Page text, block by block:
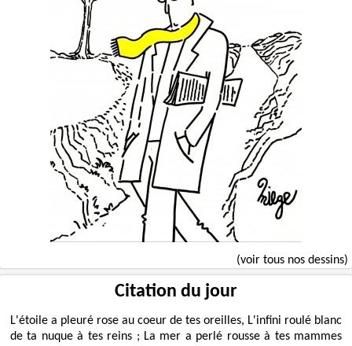
(voir tous nos dessins)
Citation du jour
L'étoile a pleuré rose au coeur de tes oreilles, L'infini roulé blanc
de ta nuque à tes reins ; La mer a perlé rousse à tes mammes